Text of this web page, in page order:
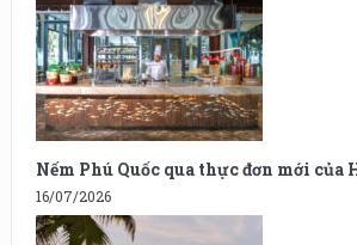
Nếm Phú Quốc qua thực đơn mới của
16/07/2026